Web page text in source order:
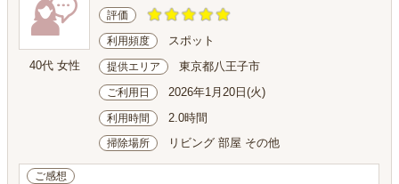
40代 女性
評価
利用頻度 スポット
提供エリア 東京都八王子市
ご利用日 2026年1月20日(火)
利用時間 2.0時間
掃除場所 リビング 部屋 その他
ご感想